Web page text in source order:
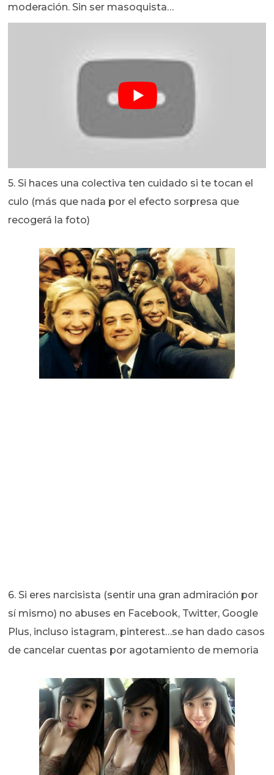
moderación. Sin ser masoquista…
5. Si haces una colectiva ten cuidado si te tocan el
culo (más que nada por el efecto sorpresa que
recogerá la foto)
6. Si eres narcisista (sentir una gran admiración por
sí mismo) no abuses en Facebook, Twitter, Google
Plus, incluso istagram, pinterest…se han dado casos
de cancelar cuentas por agotamiento de memoria